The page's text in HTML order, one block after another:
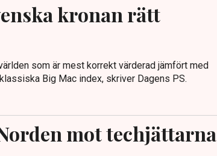
kronan rätt
som är mest korrekt värderad jämfört med
Big Mac index, skriver Dagens PS.
mot techjättarna